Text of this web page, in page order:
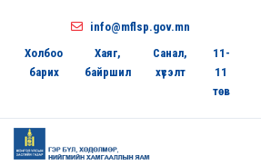
info@mflsp.gov.mn
Холбоо
барих
Хаяг,
байршил
Санал,
хүсэлт
11-
11
төв